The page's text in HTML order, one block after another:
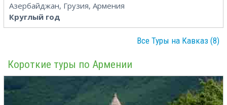
Азербайджан, Грузия, Армения
Круглый год
Все Туры на Кавказ (8)
Короткие туры по Армении